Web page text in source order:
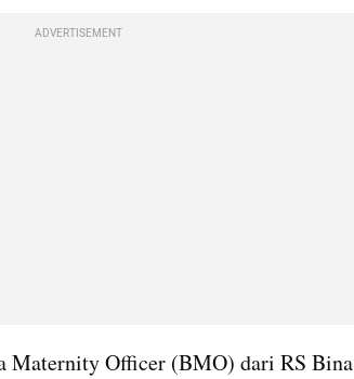
ADVERTISEMENT
Maternity Officer (BMO) dari RS Bina